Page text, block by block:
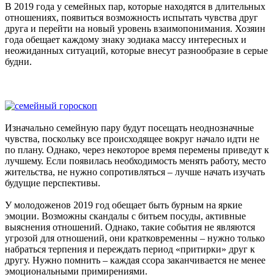
В 2019 года у семейных пар, которые находятся в длительных
отношениях, появиться возможность испытать чувства друг
друга и перейти на новый уровень взаимопонимания. Хозяин
года обещает каждому знаку зодиака массу интересных и
неожиданных ситуаций, которые внесут разнообразие в серые
будни.
Изначально семейную пару будут посещать неоднозначные
чувства, поскольку все происходящее вокруг начало идти не
по плану. Однако, через некоторое время перемены приведут к
лучшему. Если появилась необходимость менять работу, место
жительства, не нужно сопротивляться – лучше начать изучать
будущие перспективы.
У молодоженов 2019 год обещает быть бурным на яркие
эмоции. Возможны скандалы с битьем посуды, активные
выяснения отношений. Однако, такие события не являются
угрозой для отношений, они кратковременны – нужно только
набраться терпения и переждать период «притирки» друг к
другу. Нужно помнить – каждая ссора заканчивается не менее
эмоциональными примирениями.